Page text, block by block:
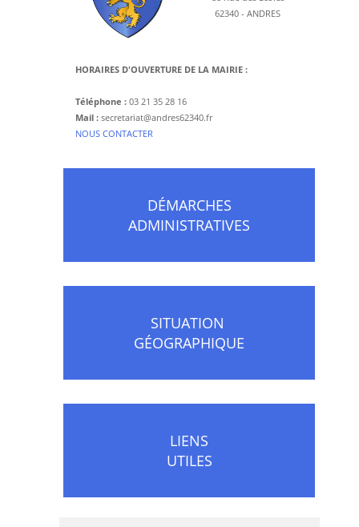
62340 - ANDRES
HORAIRES D'OUVERTURE DE LA MAIRIE :
Téléphone : 03 21 35 28 16
Mail : secretariat@andres62340.fr
​NOUS CONTACTER
DÉMARCHES
ADMINISTRATIVES
SITUATION
GÉOGRAPHIQUE
LIENS
UTILES